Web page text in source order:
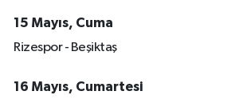
15 Mayıs, Cuma
Rizespor - Beşiktaş
16 Mayıs, Cumartesi